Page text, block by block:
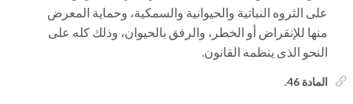
على الثروه النباتية والحيوانية والسمكية، وحماية المعرض
منها للإنقراض أو الخطر، والرفق بالحيوان، وذلك كله على
النحو الذى ينظمه القانون.
المادة 46.